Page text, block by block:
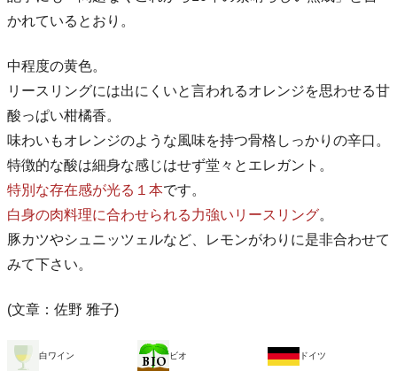
かれているとおり。
中程度の黄色。
リースリングには出にくいと言われるオレンジを思わせる甘
酸っぱい柑橘香。
味わいもオレンジのような風味を持つ骨格しっかりの辛口。
特徴的な酸は細身な感じはせず堂々とエレガント。
特別な存在感が光る１本です。
白身の肉料理に合わせられる力強いリースリング。
豚カツやシュニッツェルなど、レモンがわりに是非合わせて
みて下さい。
(文章：佐野 雅子)
白ワイン ビオ ドイツ